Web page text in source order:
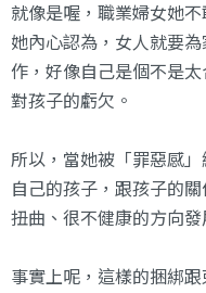
就像是喔，職業婦女她
她內心認為，女人就要
作，好像自己是個不是
對孩子的虧欠。
所以，當她被「罪惡感
自己的孩子，跟孩子的
扭曲、很不健康的方向發
事實上呢，這樣的捆綁